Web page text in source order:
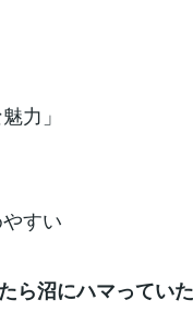
力」
すい
ら沼にハマってい